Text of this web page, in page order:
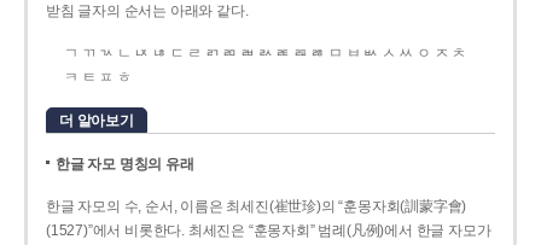
받침 글자의 순서는 아래와 같다.
ㄱ ㄲ ㄳ ㄴ ㄵ ㄶ ㄷ ㄹ ㄺ ㄻ ㄼ ㄽ ㄾ ㄿ ㅀ ㅁ ㅂ ㅄ ㅅ ㅆ ㅇ ㅈ ㅊ
ㅋ ㅌ ㅍ ㅎ
더 알아보기
한글 자모 명칭의 유래
한글 자모의 수, 순서, 이름은 최세진(崔世珍)의 “훈몽자회(訓蒙字會)
(1527)”에서 비롯한다. 최세진은 “훈몽자회” 범례(凡例)에서 한글 자모가